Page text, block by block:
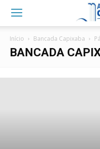
Início Bancada Capixaba
BANCADA